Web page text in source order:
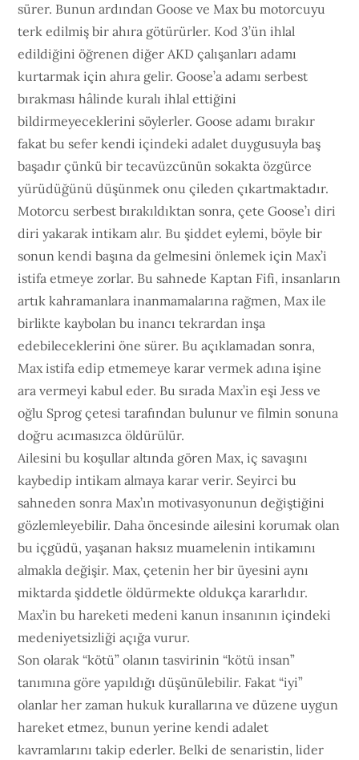
sürer. Bunun ardından Goose ve Max bu motorcuyu
terk edilmiş bir ahıra götürürler. Kod 3’ün ihlal
edildiğini öğrenen diğer AKD çalışanları adamı
kurtarmak için ahıra gelir. Goose’a adamı serbest
bırakması hâlinde kuralı ihlal ettiğini
bildirmeyeceklerini söylerler. Goose adamı bırakır
fakat bu sefer kendi içindeki adalet duygusuyla baş
başadır çünkü bir tecavüzcünün sokakta özgürce
yürüdüğünü düşünmek onu çileden çıkartmaktadır.
Motorcu serbest bırakıldıktan sonra, çete Goose’ı diri
diri yakarak intikam alır. Bu şiddet eylemi, böyle bir
sonun kendi başına da gelmesini önlemek için Max’i
istifa etmeye zorlar. Bu sahnede Kaptan Fifi, insanların
artık kahramanlara inanmamalarına rağmen, Max ile
birlikte kaybolan bu inancı tekrardan inşa
edebileceklerini öne sürer. Bu açıklamadan sonra,
Max istifa edip etmemeye karar vermek adına işine
ara vermeyi kabul eder. Bu sırada Max’in eşi Jess ve
oğlu Sprog çetesi tarafından bulunur ve filmin sonuna
doğru acımasızca öldürülür.
Ailesini bu koşullar altında gören Max, iç savaşını
kaybedip intikam almaya karar verir. Seyirci bu
sahneden sonra Max’ın motivasyonunun değiştiğini
gözlemleyebilir. Daha öncesinde ailesini korumak olan
bu içgüdü, yaşanan haksız muamelenin intikamını
almakla değişir. Max, çetenin her bir üyesini aynı
miktarda şiddetle öldürmekte oldukça kararlıdır.
Max’in bu hareketi medeni kanun insanının içindeki
medeniyetsizliği açığa vurur.
Son olarak “kötü” olanın tasvirinin “kötü insan”
tanımına göre yapıldığı düşünülebilir. Fakat “iyi”
olanlar her zaman hukuk kurallarına ve düzene uygun
hareket etmez, bunun yerine kendi adalet
kavramlarını takip ederler. Belki de senaristin, lider